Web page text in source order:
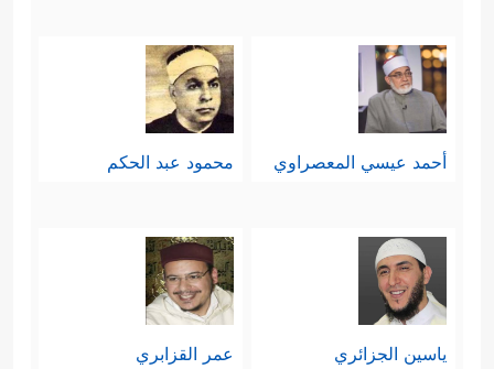
أحمد عيسي المعصراوي محمود عبد الحكم
ياسين الجزائري عمر القزابري